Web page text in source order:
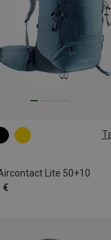
Lite 50+10
€